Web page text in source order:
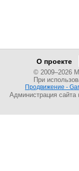
О проекте
© 2009–2026
При
Продвижение -
Администрация сайта